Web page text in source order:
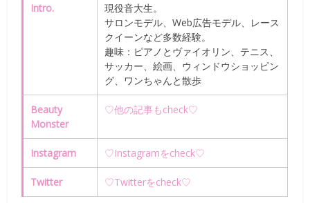
Intro.
現役音大生。
サロンモデル、Web広告モデル、レース
クイーンなど多数経験。
趣味：ピアノとヴァイオリン、テニス、
サッカー、絵画、ウィンドウショッピン
グ、ワンちゃんと散歩
Beauty
Monster
♡他の記事もcheck♡
Instagram ♡Instagramをcheck♡
Twitter ♡Twitterをcheck♡